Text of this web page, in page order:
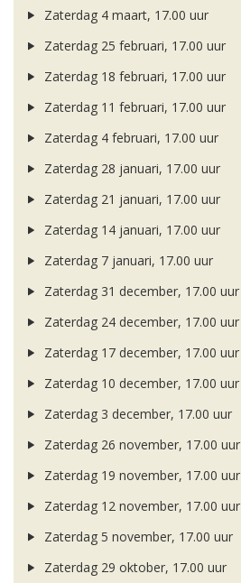
Zaterdag 4 maart, 17.00 uur
Zaterdag 25 februari, 17.00 uur
Zaterdag 18 februari, 17.00 uur
Zaterdag 11 februari, 17.00 uur
Zaterdag 4 februari, 17.00 uur
Zaterdag 28 januari, 17.00 uur
Zaterdag 21 januari, 17.00 uur
Zaterdag 14 januari, 17.00 uur
Zaterdag 7 januari, 17.00 uur
Zaterdag 31 december, 17.00 uur
Zaterdag 24 december, 17.00 uur
Zaterdag 17 december, 17.00 uur
Zaterdag 10 december, 17.00 uur
Zaterdag 3 december, 17.00 uur
Zaterdag 26 november, 17.00 uur
Zaterdag 19 november, 17.00 uur
Zaterdag 12 november, 17.00 uur
Zaterdag 5 november, 17.00 uur
Zaterdag 29 oktober, 17.00 uur